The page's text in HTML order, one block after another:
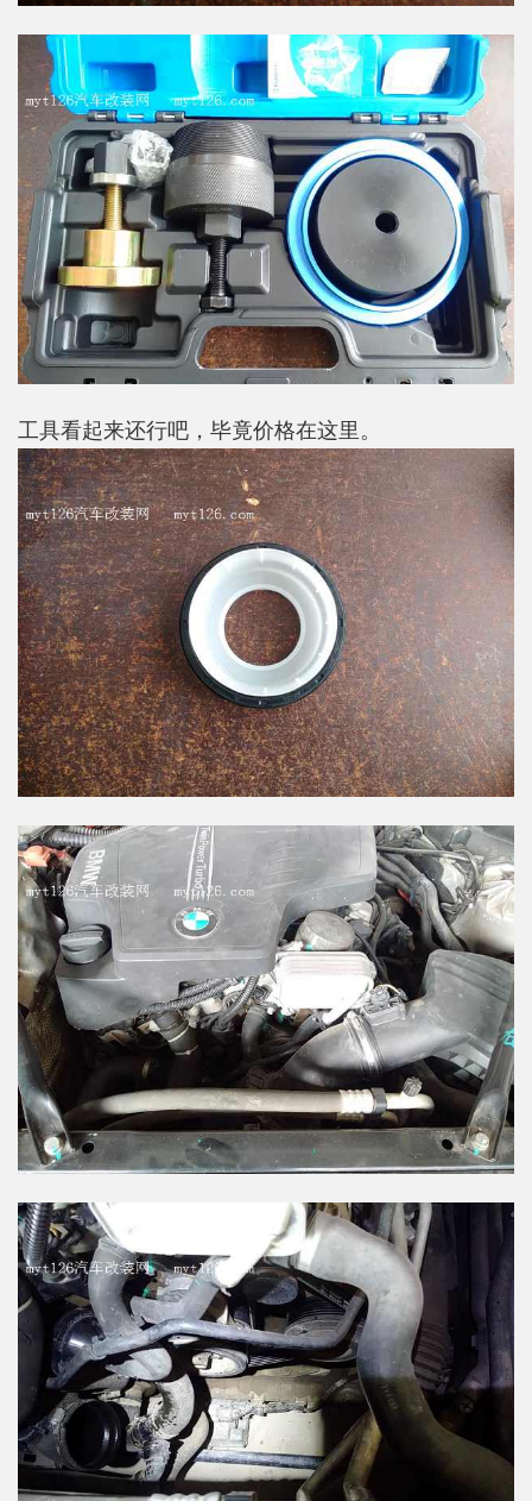
工具看起来还行吧，毕竟价格在这里。